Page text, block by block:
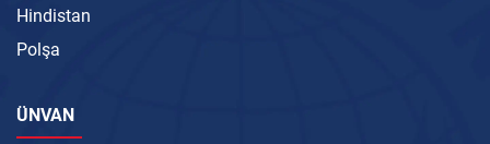
Hindistan
Polşa
ÜNVAN